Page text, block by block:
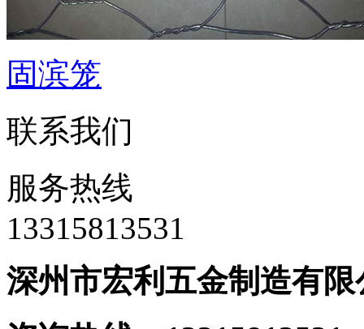
固滨笼
联系我们
服务热线
‭13315813531
深州市宏利五金制造有限